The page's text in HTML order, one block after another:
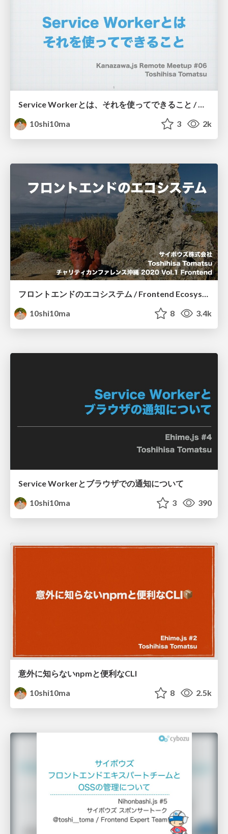
10shi10ma
3 2k
フロントエンドのエコシステム / Frontend Ecosystem
10shi10ma
8 3.4k
Service Workerとブラウザでの通知について
10shi10ma
3 390
意外に知らないnpmと便利なCLI
10shi10ma
8 2.5k